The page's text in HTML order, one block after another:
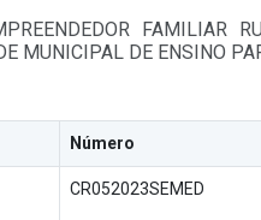
FAMILIAR
MUNICIPAL DE ENSINO
Número
CR052023SEMED